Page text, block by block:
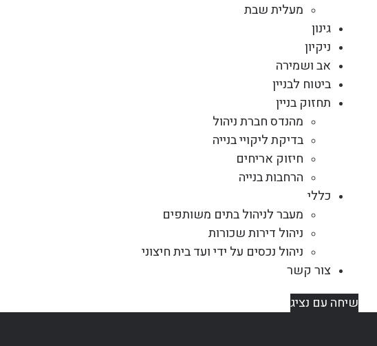
מעלית שבת
גינון
ניקיון
אב ושמירה
ביטוח לבניין
תחזוק בניין
מהנדס חברת ניהול
בדיקת ליקויי בנייה
חיזוק אריחים
הרחבות בנייה
כללי
מעבר לניהול בתים משותפים
ניהול דירות שכורות
ניהול נכסים על ידי ועד בית חיצוני
צור קשר
שיחה עם נציג